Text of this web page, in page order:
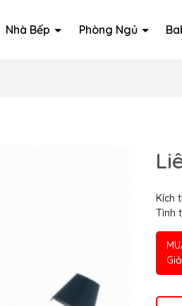
Nhà Bếp Phòng Ngủ
Kích
Tình